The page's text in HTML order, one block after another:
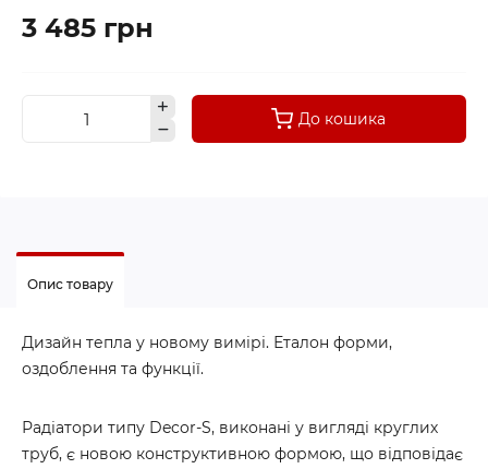
3 485 грн
До кошика
Опис товару
Дизайн тепла у новому вимірі. Еталон форми,
оздоблення та функції.
Радіатори типу Decor-S, виконані у вигляді круглих
труб, є новою конструктивною формою, що відповідає